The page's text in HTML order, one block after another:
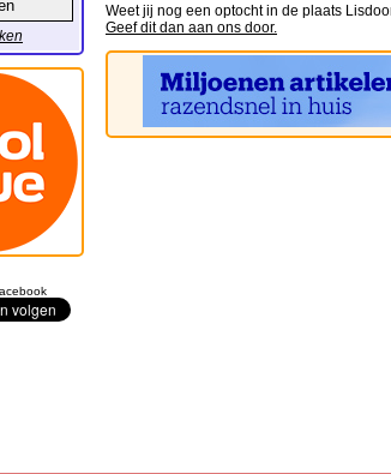
Weet jij nog een optocht in de plaats
Geef dit dan aan ons door.